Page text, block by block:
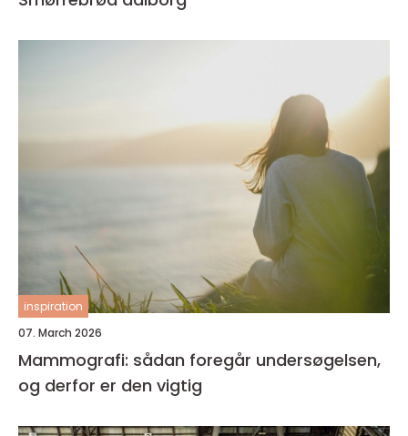
inspiration
07. March 2026
Mammografi: sådan foregår undersøgelsen,
og derfor er den vigtig